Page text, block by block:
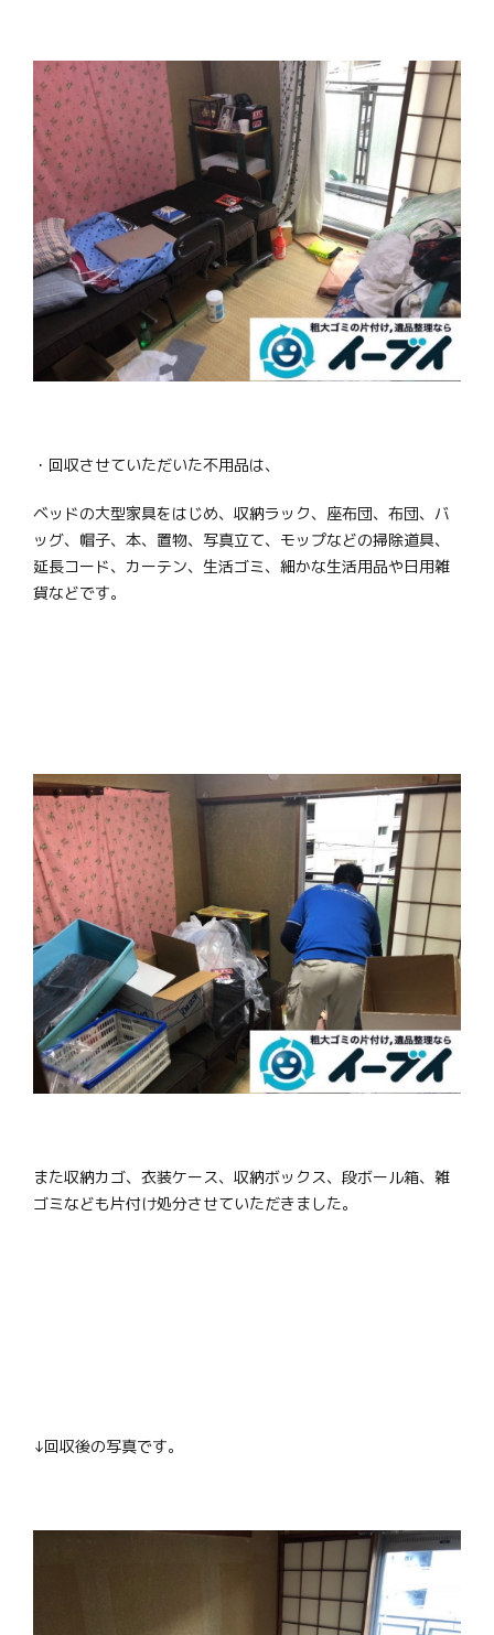
・回収させていただいた不用品は、
ベッドの大型家具をはじめ、収納ラック、座布団、布団、バ
ッグ、帽子、本、置物、写真立て、モップなどの掃除道具、
延長コード、カーテン、生活ゴミ、細かな生活用品や日用雑
貨などです。
また収納カゴ、衣装ケース、収納ボックス、段ボール箱、雑
ゴミなども片付け処分させていただきました。
↓回収後の写真です。